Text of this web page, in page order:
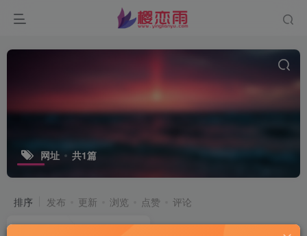
网址 共1篇
排序 发布 更新 浏览 点赞 评论